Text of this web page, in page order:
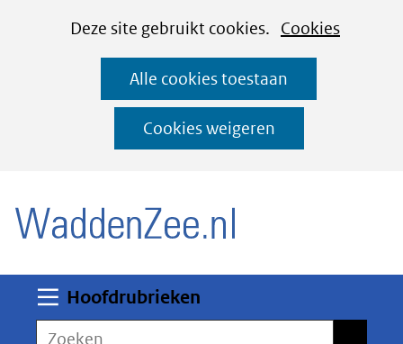
CookiesDeze site gebruikt cookies. Cookies
deze
worden
toegestaan
Alle cookies toestaan
Cookies weigeren
Ga
naar
de
inhoud
Hoofdrubrieken
Zoeken